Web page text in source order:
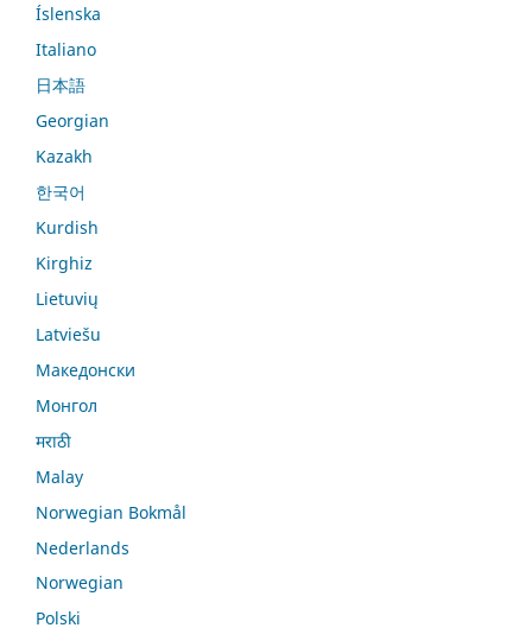
Íslenska
Italiano
日本語
Georgian
Kazakh
한국어
Kurdish
Kirghiz
Lietuvių
Latviešu
Македонски
Монгол
मराठी
Malay
Norwegian Bokmål
Nederlands
Norwegian
Polski